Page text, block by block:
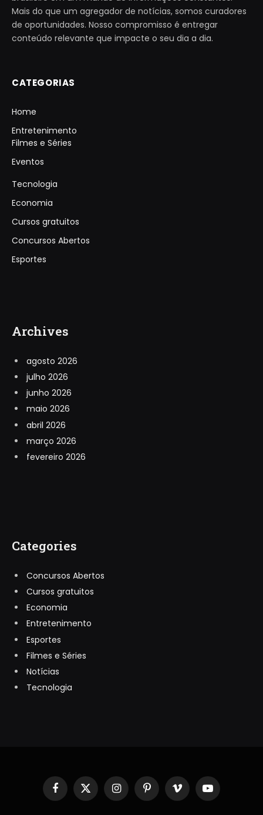
Mais do que um agregador de notícias, somos curadores
de oportunidades. Nosso compromisso é entregar
conteúdo relevante que impacte o seu dia a dia.
CATEGORIAS
Home
Entretenimento
Filmes e Séries
Eventos
Tecnologia
Economia
Cursos gratuitos
Concursos Abertos
Esportes
Archives
agosto 2026
julho 2026
junho 2026
maio 2026
abril 2026
março 2026
fevereiro 2026
Categories
Concursos Abertos
Cursos gratuitos
Economia
Entretenimento
Esportes
Filmes e Séries
Notícias
Tecnologia
Facebook
X
(Twitter)
InstagramPinterestVimeo YouTube